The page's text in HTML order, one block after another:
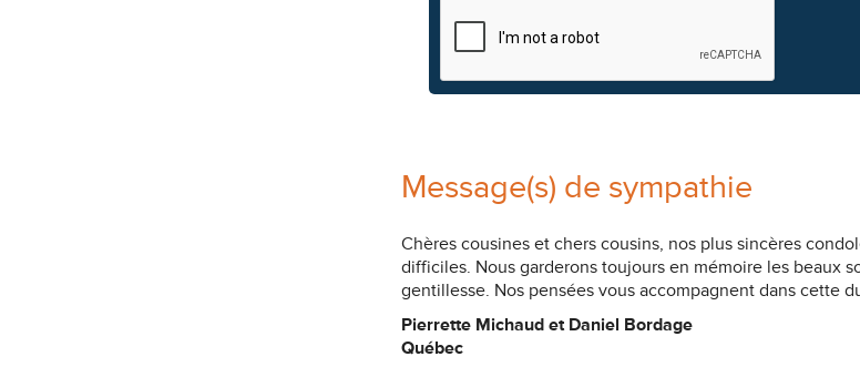
Message(s) de sympathie
Chères cousines et chers cousins, nos plus sincères
difficiles. Nous garderons toujours en mémoire les beaux
gentillesse. Nos pensées vous accompagnent dans cette
Pierrette Michaud et Daniel Bordage
Québec